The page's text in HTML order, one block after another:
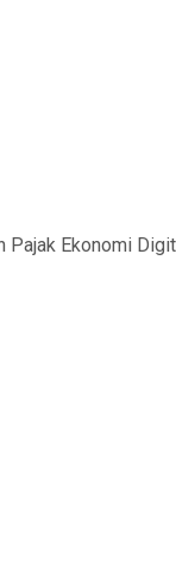
Ekonomi